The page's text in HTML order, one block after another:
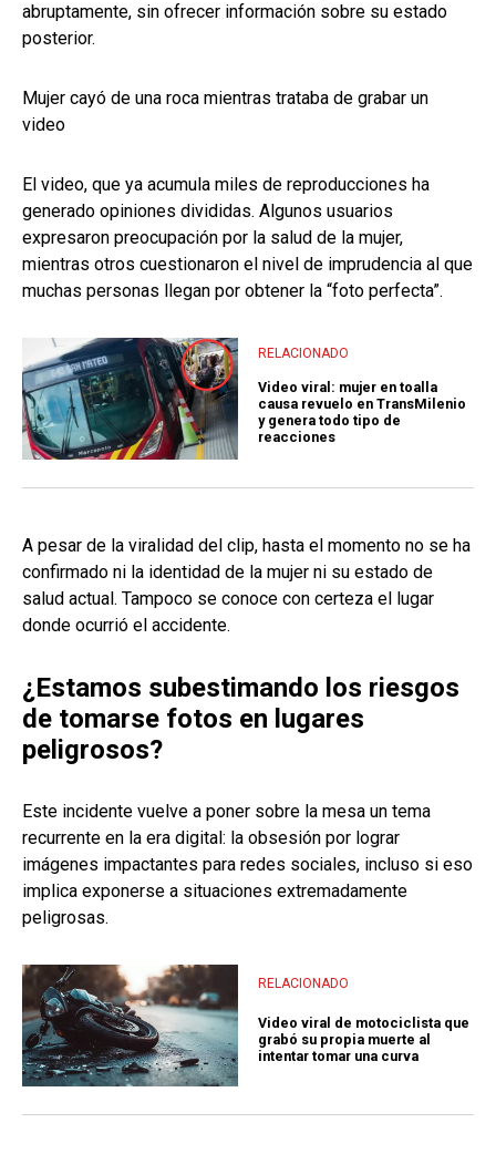
abruptamente, sin ofrecer información sobre su estado
posterior.
Mujer cayó de una roca mientras trataba de grabar un
video
El video, que ya acumula miles de reproducciones ha
generado opiniones divididas. Algunos usuarios
expresaron preocupación por la salud de la mujer,
mientras otros cuestionaron el nivel de imprudencia al que
muchas personas llegan por obtener la “foto perfecta”.
RELACIONADO
Video viral: mujer en toalla
causa revuelo en TransMilenio
y genera todo tipo de
reacciones
A pesar de la viralidad del clip, hasta el momento no se ha
confirmado ni la identidad de la mujer ni su estado de
salud actual. Tampoco se conoce con certeza el lugar
donde ocurrió el accidente.
¿Estamos subestimando los riesgos
de tomarse fotos en lugares
peligrosos?
Este incidente vuelve a poner sobre la mesa un tema
recurrente en la era digital: la obsesión por lograr
imágenes impactantes para redes sociales, incluso si eso
implica exponerse a situaciones extremadamente
peligrosas.
RELACIONADO
Video viral de motociclista que
grabó su propia muerte al
intentar tomar una curva